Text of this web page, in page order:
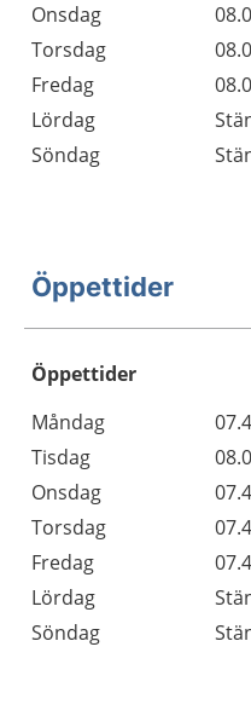
Onsdag
Torsdag
Fredag
Lördag
Söndag
Öppettider
Öppettider
Dag
Öppettider
Kommentarer
Måndag
Tisdag
Onsdag
Torsdag
Fredag
Lördag
Söndag